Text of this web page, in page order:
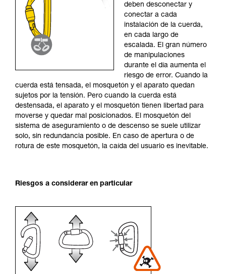
ejecutar estas técnicas, solo y con total
seguridad, antes de ejecutarlas de forma
autónoma.
Damos ejemplos de técnicas relacionadas con
su actividad. Pueden existir otras que no
describimos aquí.
deben desconectar y
conectar a cada
instalación de la cuerda,
en cada largo de
escalada. El gran número
de manipulaciones
durante el día aumenta el
riesgo de error. Cuando la
cuerda está tensada, el mosquetón y el aparato quedan
sujetos por la tensión. Pero cuando la cuerda está
destensada, el aparato y el mosquetón tienen libertad para
moverse y quedar mal posicionados. El mosquetón del
sistema de aseguramiento o de descenso se suele utilizar
solo, sin redundancia posible. En caso de apertura o de
rotura de este mosquetón, la caída del usuario es inevitable.
Riesgos a considerar en particular